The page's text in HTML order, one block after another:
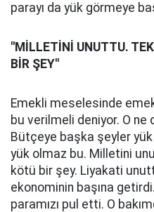
parayı da yük görmeye
''MİLLETİNİ UNUTTU.
BİR ŞEY''
Emekli meselesinde
bu verilmeli deniyor. O ne
Bütçeye başka şeyler
yük olmaz bu. Milletini
kötü bir şey. Liyakati
ekonominin başına
paramızı pul etti. O